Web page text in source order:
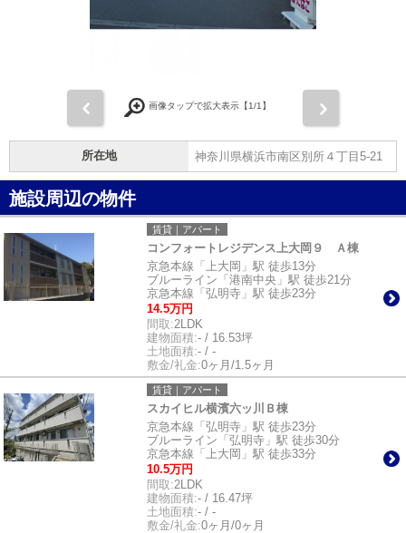
画像タップで拡大表示【1/1】
所在地 神奈川県横浜市南区別所４丁目5-21
施設周辺の物件
賃貸｜アパート
コンフォートレジデンス上大岡９ Ａ棟
京急本線「上大岡」駅 徒歩13分
ブルーライン「港南中央」駅 徒歩21分
京急本線「弘明寺」駅 徒歩23分
14.5万円
間取:2LDK
建物面積:- / 16.53坪
土地面積:- / -
敷金/礼金:0ヶ月/1.5ヶ月
賃貸｜アパート
スカイヒル横濱六ッ川Ｂ棟
京急本線「弘明寺」駅 徒歩23分
ブルーライン「弘明寺」駅 徒歩30分
京急本線「上大岡」駅 徒歩33分
10.5万円
間取:2LDK
建物面積:- / 16.47坪
土地面積:- / -
敷金/礼金:0ヶ月/0ヶ月